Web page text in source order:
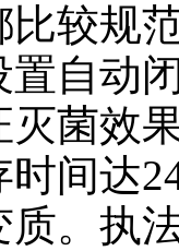
较规
自动
菌效
间达
质。执